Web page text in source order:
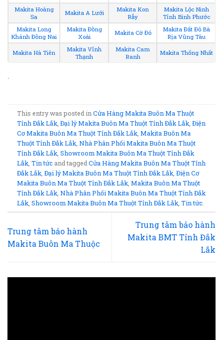
Makita Hoàng
Sa
Makita A Lưới
Makita Kon
Rẫy
Makita Lộc Ninh
Tỉnh Bình Phước
Makita Long
Khánh Đồng Nai
Makita Đồng
Xoài
Makita Cờ Đỏ
Makita Đất Đỏ Bà
Rịa Vũng Tàu
Makita Hà Tiên
Makita Vĩnh
Thạnh
Makita Cam
Ranh
Makita Thống Nhất
.
This entry was posted inCửa Hàng Makita Buôn Ma Thuột
Tỉnh Đắk Lắk ,Đại lý Makita Buôn Ma Thuột Tỉnh Đắk Lắk ,Điện
Cơ Makita Buôn Ma Thuột Tỉnh Đắk Lắk ,Makita Buôn Ma
Thuột Tỉnh Đắk Lắk ,Nhà Phân Phối Makita Buôn Ma Thuột
Tỉnh Đắk Lắk ,Showroom Makita Buôn Ma Thuột Tỉnh Đắk
Lắk ,Tin tức and taggedCửa Hàng Makita Buôn Ma Thuột Tỉnh
Đắk Lắk ,Đại lý Makita Buôn Ma Thuột Tỉnh Đắk Lắk ,Điện Cơ
Makita Buôn Ma Thuột Tỉnh Đắk Lắk ,Makita Buôn Ma Thuột
Tỉnh Đắk Lắk ,Nhà Phân Phối Makita Buôn Ma Thuột Tỉnh Đắk
Lắk ,Showroom Makita Buôn Ma Thuột Tỉnh Đắk Lắk ,Tin tức
Trung tâm bảo hành
Makita Buôn Ma Thuộc
Trung tâm bảo hành
Makita BMT Tỉnh Đắk
Lắk